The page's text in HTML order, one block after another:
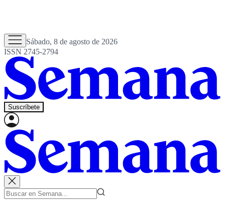
Sábado, 8 de agosto de 2026
ISSN 2745-2794
Suscríbete